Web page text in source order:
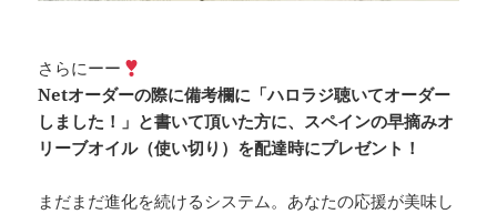
さらにーー
Netオーダーの際に備考欄に「ハロラジ聴いてオーダー
しました！」と書いて頂いた方に、スペインの早摘みオ
リーブオイル（使い切り）を配達時にプレゼント！
まだまだ進化を続けるシステム。あなたの応援が美味し